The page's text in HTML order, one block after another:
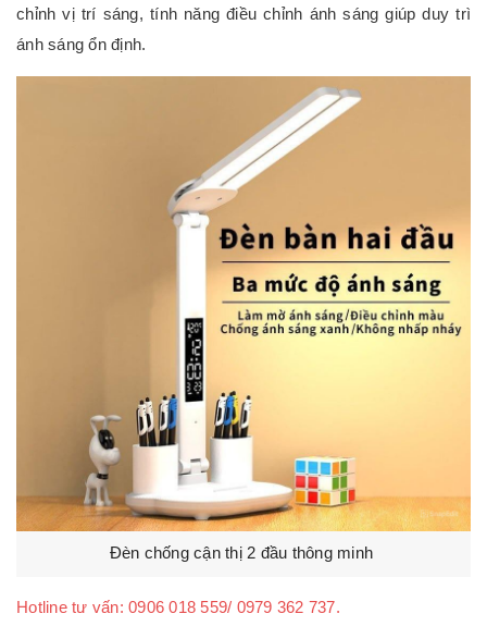
chỉnh vị trí sáng, tính năng điều chỉnh ánh sáng giúp duy trì
ánh sáng ổn định.
Đèn chống cận thị 2 đầu thông minh
Hotline tư vấn: 0906 018 559/ 0979 362 737.